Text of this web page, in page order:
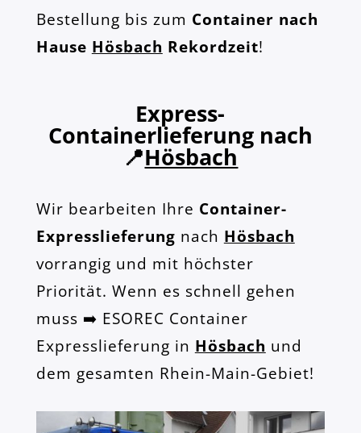
Bestellung bis zum Container nach
Hause Hösbach Rekordzeit!
Express-
Containerlieferung nach
📍Hösbach
Wir bearbeiten Ihre Container-
Expresslieferung nach Hösbach
vorrangig und mit höchster
Priorität. Wenn es schnell gehen
muss ➡️ ESOREC Container
Expresslieferung in Hösbach und
dem gesamten Rhein-Main-Gebiet!